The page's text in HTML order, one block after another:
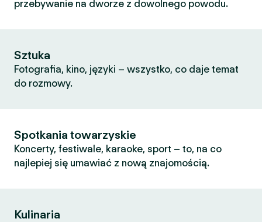
przebywanie na dworze z dowolnego powodu.
Sztuka
Fotografia, kino, języki – wszystko, co daje temat
do rozmowy.
Spotkania towarzyskie
Koncerty, festiwale, karaoke, sport – to, na co
najlepiej się umawiać z nową znajomością.
Kulinaria